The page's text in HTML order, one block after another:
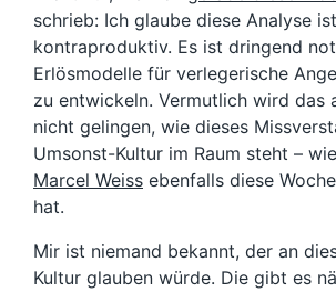
schrieb: Ich glaube diese Analyse ist
kontraproduktiv. Es ist dringend
Erlösmodelle für verlegerische
zu entwickeln. Vermutlich wird das
nicht gelingen, wie dieses
Umsonst-Kultur im Raum steht –
Marcel Weiss ebenfalls diese
hat.
Mir ist niemand bekannt, der an
Kultur glauben würde. Die gibt es